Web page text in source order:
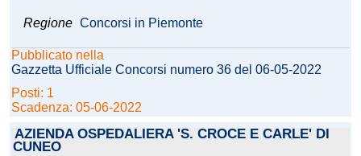
Regione Concorsi in Piemonte
Pubblicato nella
Gazzetta Ufficiale Concorsi numero 36 del 06-05-2022
Posti: 1
Scadenza: 05-06-2022
AZIENDA OSPEDALIERA 'S. CROCE E CARLE' DI
CUNEO